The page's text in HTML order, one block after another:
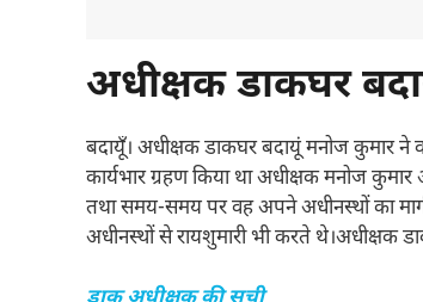
अधीक्षक डाकघर
बदायूँ। अधीक्षक डाकघर बदायूं मनोज कुमार
कार्यभार ग्रहण किया था अधीक्षक मनोज
तथा समय-समय पर वह अपने अधीनस्थों का
अधीनस्थों से रायशुमारी भी करते थे।अधीक्षक